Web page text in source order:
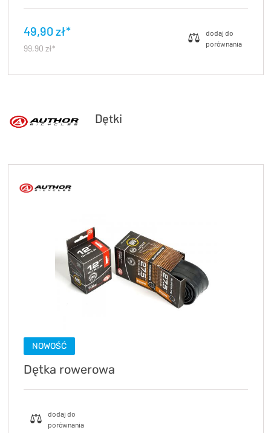
49,90 zł*
99,90 zł*
Dętki
NOWOŚĆ
Dętka rowerowa